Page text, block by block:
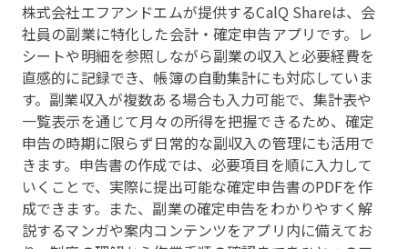
株式会社エフアンドエムが提供するCalQ Shareは、会
社員の副業に特化した会計・確定申告アプリです。レ
シートや明細を参照しながら副業の収入と必要経費を
直感的に記録でき、帳簿の自動集計にも対応していま
す。副業収入が複数ある場合も入力可能で、集計表や
一覧表示を通じて月々の所得を把握できるため、確定
申告の時期に限らず日常的な副収入の管理にも活用で
きます。申告書の作成では、必要項目を順に入力して
いくことで、実際に提出可能な確定申告書のPDFを作
成できます。また、副業の確定申告をわかりやすく解
説するマンガや案内コンテンツをアプリ内に備えてお